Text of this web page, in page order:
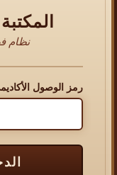
نظام
رمز الوصول